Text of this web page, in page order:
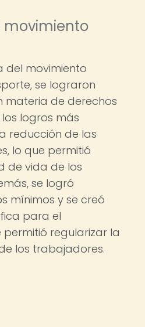
movimiento
del movimiento
se lograron
materia de derechos
logros más
reducción de las
lo que permitió
de vida de los
se logró
mínimos y se creó
para el
regularizar la
los trabajadores.